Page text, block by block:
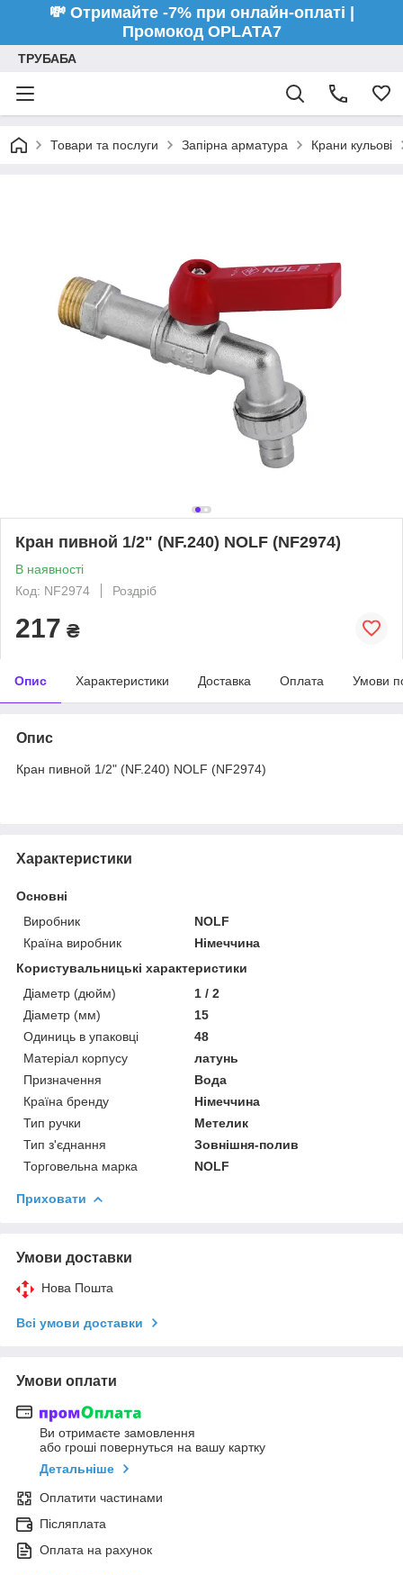
💸 Отримайте -7% при онлайн-оплаті |
Промокод OPLATA7
ТРУБАБА
Товари та послуги Запірна арматура Крани кульові
Кран пивной 1/2" (NF.240) NOLF (NF2974)
В наявності
Код: NF2974
Роздріб
217 ₴
Опис Характеристики Доставка Оплата Умови
Опис
Кран пивной 1/2" (NF.240) NOLF (NF2974)
Характеристики
Основні
Виробник
NOLF
Країна виробник
Німеччина
Користувальницькі характеристики
Діаметр (дюйм)
1 / 2
Діаметр (мм)
15
Одиниць в упаковці
48
Матеріал корпусу
латунь
Призначення
Вода
Країна бренду
Німеччина
Тип ручки
Метелик
Тип з'єднання
Зовнішня-полив
Торговельна марка
NOLF
Приховати
Умови доставки
Нова Пошта
Всі умови доставки
Умови оплати
Ви отримаєте замовлення
або гроші повернуться на вашу картку
Детальніше
Оплатити частинами
Післяплата
Оплата на рахунок